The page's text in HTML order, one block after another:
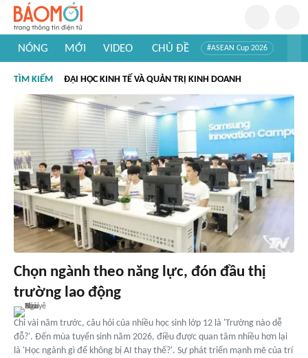
NÓNG MỚI VIDEO CHỦ ĐỀ #ASEAN Cup 2026
#Khám phá thế giới
TÌM KIẾM ĐẠI HỌC KINH TẾ VÀ QUẢN TRỊ KINH DOANH
Chọn ngành theo năng lực, đón đầu thị
trường lao động
Chỉ vài năm trước, câu hỏi của nhiều học sinh lớp 12 là 'Trường nào dễ
đỗ?'. Đến mùa tuyển sinh năm 2026, điều được quan tâm nhiều hơn lại
là 'Học ngành gì để không bị AI thay thế?'. Sự phát triển mạnh mẽ của trí